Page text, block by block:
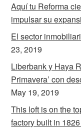
Aquí tu Reforma
impulsar su
El sector
23, 2019
Liberbank y Haya
Primavera’ con
May 19, 2019
This loft is on the
factory built in